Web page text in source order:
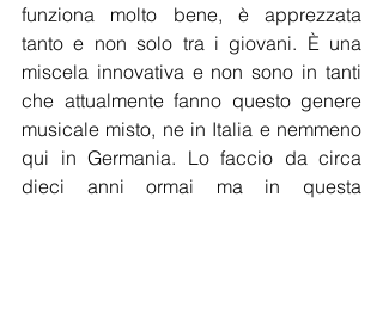
funziona molto bene, è apprezzata
tanto e non solo tra i giovani. È una
miscela innovativa e non sono in tanti
che attualmente fanno questo genere
musicale misto, ne in Italia e nemmeno
qui in Germania. Lo faccio da circa
dieci anni ormai ma in questa